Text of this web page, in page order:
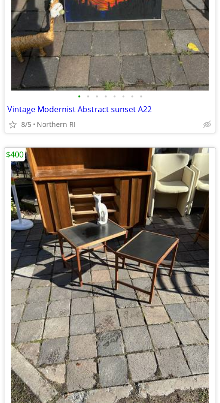
• • • • • • • •
Vintage Modernist Abstract sunset A22
8/5 Northern RI
$400